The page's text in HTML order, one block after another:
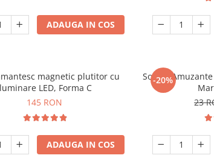
ADAUGA IN COS
magnetic plutitor cu
LED, Forma C
145 RON
ADAUGA IN COS
-20%
Sosete
23